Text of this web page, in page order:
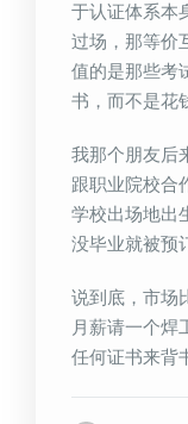
于认证体系本
过场，那等价
值的是那些考
书，而不是花
我那个朋友后
跟职业院校合
学校出场地出
没毕业就被预
说到底，市场
月薪请一个焊
任何证书来背